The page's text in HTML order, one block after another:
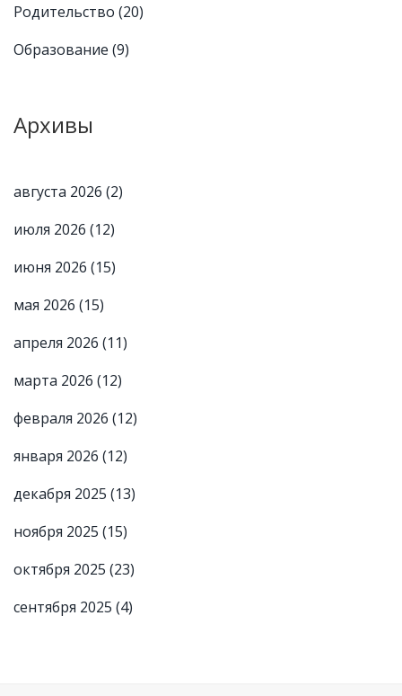
Родительство (20)
Образование (9)
Архивы
августа 2026 (2)
июля 2026 (12)
июня 2026 (15)
мая 2026 (15)
апреля 2026 (11)
марта 2026 (12)
февраля 2026 (12)
января 2026 (12)
декабря 2025 (13)
ноября 2025 (15)
октября 2025 (23)
сентября 2025 (4)